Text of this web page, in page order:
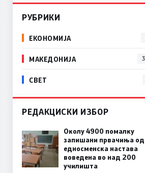
РУБРИКИ
ЕКОНОМИЈА
МАКЕДОНИЈА
СВЕТ
РЕДАКЦИСКИ ИЗБОР
Околу 4900 помалку
запишани првачиња од
едносменска настава
воведена во над 200
училишта